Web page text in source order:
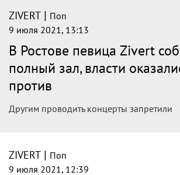
ZIVERT | Поп
9 июля 2021, 13:13
В Ростове певица Zivert
полный зал, власти
против
Другим проводить концерты запретили
ZIVERT | Поп
9 июля 2021, 12:39